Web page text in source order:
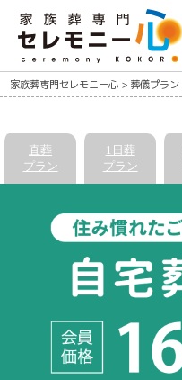
家族葬専門セレモニー心 > 葬儀プラン
直葬
プラン
1日葬
プラン